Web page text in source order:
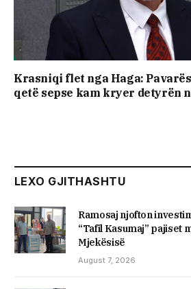
Krasniqi flet nga Haga:
qetë sepse kam kryer detyrën
LEXO GJITHASHTU
Ramosaj njofton
“Tafil Kasumaj” pajiset
Mjekësisë
August 7, 2026